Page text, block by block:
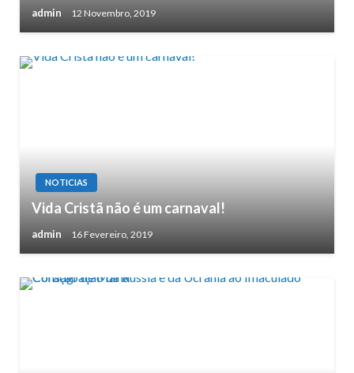
admin 12 Novembro, 2019
NOTICIAS
Vida Cristã não é um carnaval!
admin 16 Fevereiro, 2019